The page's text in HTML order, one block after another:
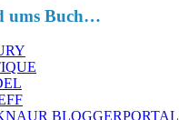
ums Buch…
BLOGGERPORTAL